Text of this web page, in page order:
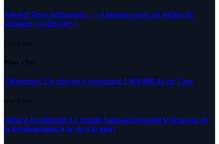
Ahmed Tessa pédagogue : » 4 langues pour un enfant du
primaire, ça déroute «
4 AOÛT 2026
What's Hot
Tabagisme: Un citoyen a économisé 1 000 000 da en 7 ans
8 AOÛT 2026
Sahara Occidental: Le peuple Sahraoui brandit le drapeau de
la décolonisation à la vie à la mort